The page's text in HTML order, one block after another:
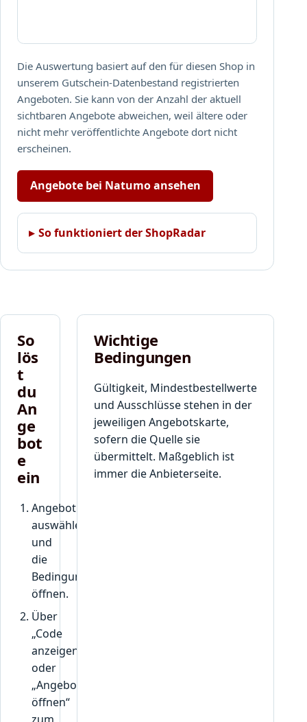
Die Auswertung basiert auf den für diesen Shop in
unserem Gutschein-Datenbestand registrierten
Angeboten. Sie kann von der Anzahl der aktuell
sichtbaren Angebote abweichen, weil ältere oder
nicht mehr veröffentlichte Angebote dort nicht
erscheinen.
Angebote bei Natumo ansehen
So funktioniert der ShopRadar
So
lös
t
du
An
ge
bot
e
ein
Angebot
auswählen
und
die
Bedingungen
öffnen.
Über
„Code
anzeigen“
oder
„Angebot
öffnen“
Wichtige
Bedingungen
Gültigkeit, Mindestbestellwerte
und Ausschlüsse stehen in der
jeweiligen Angebotskarte,
sofern die Quelle sie
übermittelt. Maßgeblich ist
immer die Anbieterseite.